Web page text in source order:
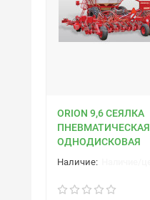
ORION 9,6 СЕЯЛКА
ПНЕВМАТИЧЕСКАЯ
ОДНОДИСКОВАЯ